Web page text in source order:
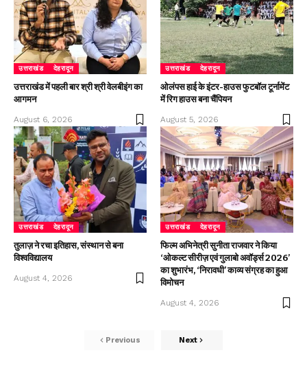
उत्तराखंड देहरादून
उत्तराखंड में पहली बार श्री श्री वेलबीइंग का
आगमन
August 6, 2026
उत्तराखंड देहरादून
ओलंपस हाई के इंटर-हाउस फुटबॉल टूर्नामेंट
में रिग हाउस बना चैंपियन
August 5, 2026
उत्तराखंड देहरादून
तुलाज़ ने रचा इतिहास, संस्थान से बना
विश्वविद्यालय
August 4, 2026
उत्तराखंड देहरादून
फिल्म अभिनेत्री सुनीता राजवार ने किया
‘ओकल्ट सीरीज़ एवं गुलाबो अवॉर्ड्स 2026’
का शुभारंभ, ‘निरावधी’ काव्य संग्रह का हुआ
विमोचन
August 4, 2026
Previous Next